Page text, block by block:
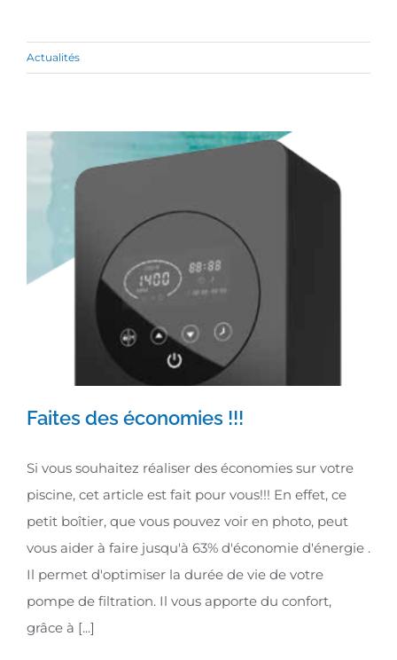
Actualités
Faites des économies !!!
Faites des économies !!!
Si vous souhaitez réaliser des économies sur votre
piscine, cet article est fait pour vous!!! En effet, ce
petit boîtier, que vous pouvez voir en photo, peut
vous aider à faire jusqu'à 63% d'économie d'énergie .
Il permet d'optimiser la durée de vie de votre
pompe de filtration. Il vous apporte du confort,
grâce à [...]